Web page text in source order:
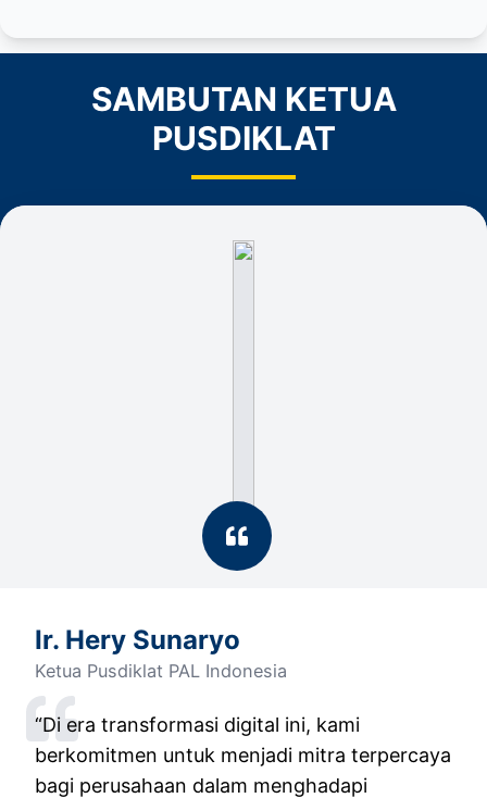
SAMBUTAN KETUA
PUSDIKLAT
Ir. Hery Sunaryo
Ketua Pusdiklat PAL Indonesia
“Di era transformasi digital ini, kami
berkomitmen untuk menjadi mitra terpercaya
bagi perusahaan dalam menghadapi